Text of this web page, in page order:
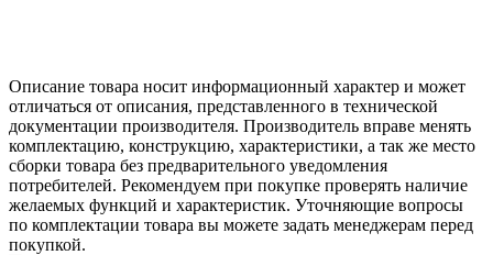
Описание товара носит информационный характер и может
отличаться от описания, представленного в технической
документации производителя. Производитель вправе менять
комплектацию, конструкцию, характеристики, а так же место
сборки товара без предварительного уведомления
потребителей. Рекомендуем при покупке проверять наличие
желаемых функций и характеристик. Уточняющие вопросы
по комплектации товара вы можете задать менеджерам перед
покупкой.